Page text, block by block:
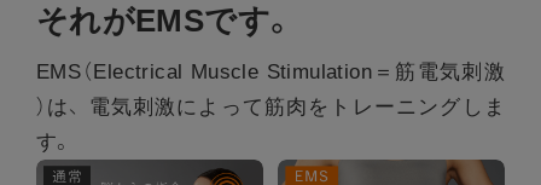
それがEMSです。
EMS（Electrical Muscle Stimulation＝筋電気刺激
）は、
電気刺激によって筋肉をトレーニングしま
す。